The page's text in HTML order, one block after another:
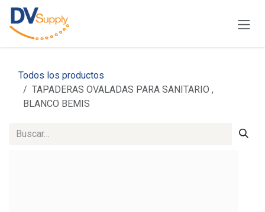
Ir al contenido
Todos los productos
TAPADERAS OVALADAS PARA SANITARIO ,
BLANCO BEMIS